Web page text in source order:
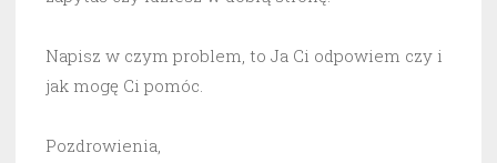
Napisz w czym problem, to Ja Ci odpowiem czy i
jak mogę Ci pomóc.
Pozdrowienia,